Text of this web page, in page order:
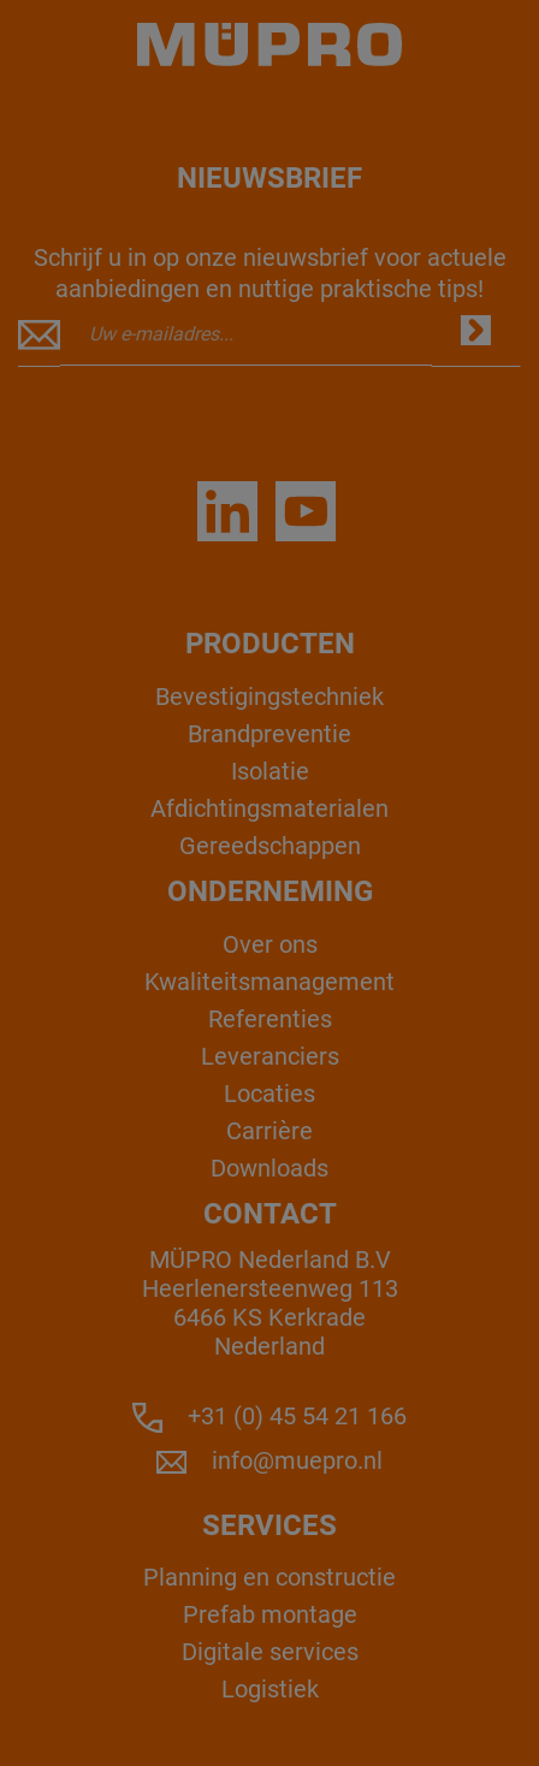
NIEUWSBRIEF
Schrijf u in op onze nieuwsbrief voor actuele
aanbiedingen en nuttige praktische tips!
PRODUCTEN
Bevestigingstechniek
Brandpreventie
Isolatie
Afdichtingsmaterialen
Gereedschappen
ONDERNEMING
Over ons
Kwaliteitsmanagement
Referenties
Leveranciers
Locaties
Carrière
Downloads
CONTACT
MÜPRO Nederland B.V
Heerlenersteenweg 113
6466 KS Kerkrade
Nederland
+31 (0) 45 54 21 166
info@muepro.nl
SERVICES
Planning en constructie
Prefab montage
Digitale services
Logistiek